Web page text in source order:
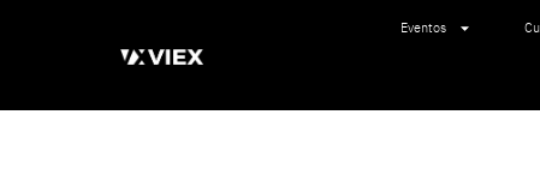
Eventos